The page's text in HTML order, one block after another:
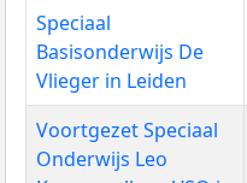
Speciaal
Basisonderwijs De
Vlieger in Leiden
Voortgezet Speciaal
Onderwijs Leo